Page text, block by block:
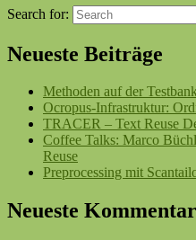
Search for:
Neueste Beiträge
Methoden auf der
Ocropus-Infrastruktur:
TRACER – Text Reuse
Coffee Talks: Marco
Reuse
Preprocessing mit
Neueste